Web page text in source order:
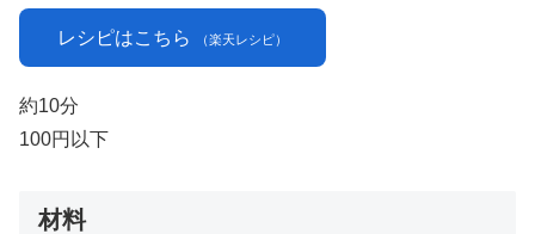
レシピはこちら （楽天レシピ）
約10分
100円以下
材料